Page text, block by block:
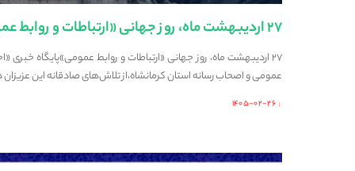
۲۷ اردیبهشت ماه، روز جهانی «ارتباطات و روابط عمومی»
۲۷ اردیبهشت ماه، روز جهانی «ارتباطات و روابط عمومی»پایگاه
عمومی و اصحاب رسانه استان کرمانشاه،از تلاش‌های صادقانه این
Posted
۱۴۰۵-۰۲-۲۶